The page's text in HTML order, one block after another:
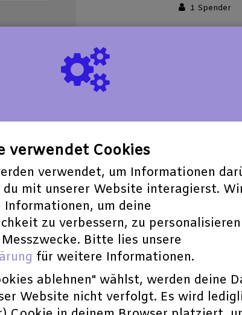
Ihre
1 Spender
"365
zwei
Buches
Ihnen!
50 €
spenden
Bingen,
Stationen
Natur der
Anleitung
Rüdiger
verwendet Cookies
verwendet, um Informationen
du mit unserer Website interagierst.
Informationen, um deine
zu verbessern, zu
Bitte lies unsere
für weitere Informationen.
ablehnen" wählst, werden deine
Website nicht verfolgt. Es wird